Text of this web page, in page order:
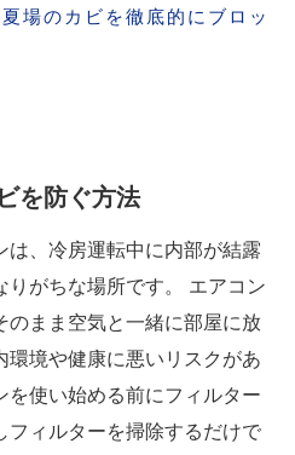
場のカビを徹底的にブロッ
を防ぐ方法
は、冷房運転中に内部が結露
りがちな場所です。 エアコン
のまま空気と一緒に部屋に放
環境や健康に悪いリスクがあ
を使い始める前にフィルター
フィルターを掃除するだけで